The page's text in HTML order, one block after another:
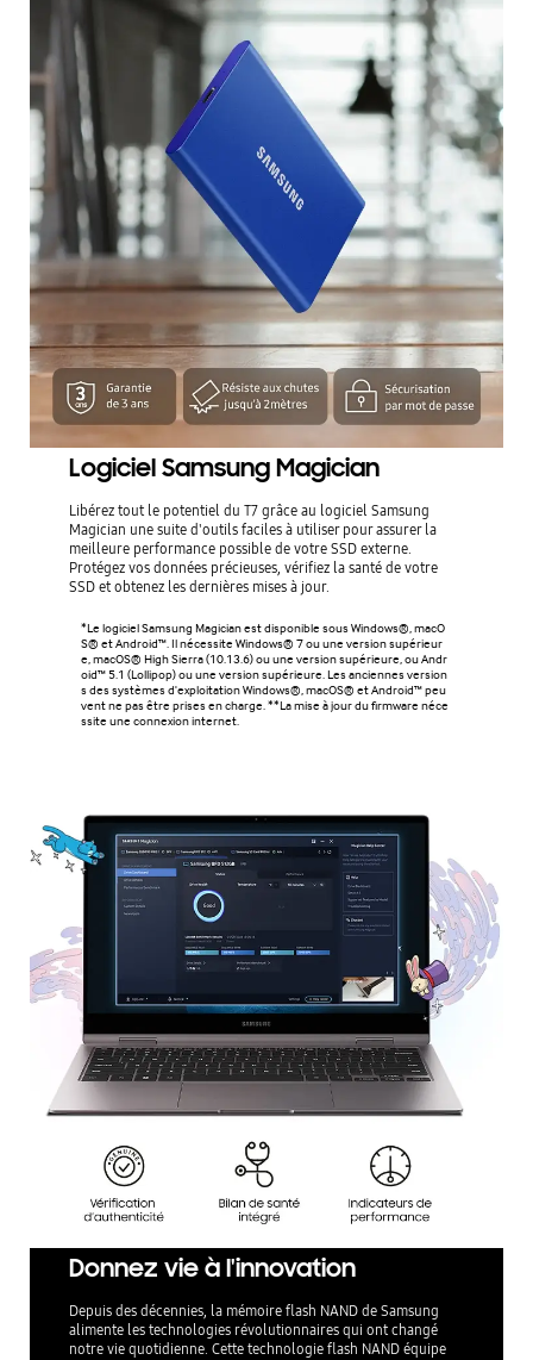
Logiciel Samsung Magician
Libérez tout le potentiel du T7 grâce au logiciel Samsung
Magician une suite d'outils faciles à utiliser pour assurer la
meilleure performance possible de votre SSD externe.
Protégez vos données précieuses, vérifiez la santé de votre
SSD et obtenez les dernières mises à jour.
*Le logiciel Samsung Magician est disponible sous Windows®, macO
S® et Android™. Il nécessite Windows® 7 ou une version supérieur
e, macOS® High Sierra (10.13.6) ou une version supérieure, ou Andr
oid™ 5.1 (Lollipop) ou une version supérieure. Les anciennes version
s des systèmes d'exploitation Windows®, macOS® et Android™ peu
vent ne pas être prises en charge. **La mise à jour du firmware néce
ssite une connexion internet.
Donnez vie à l'innovation
Depuis des décennies, la mémoire flash NAND de Samsung
alimente les technologies révolutionnaires qui ont changé
notre vie quotidienne. Cette technologie flash NAND équipe